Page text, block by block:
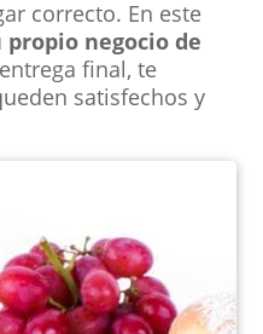
correcto. En este
negocio de
final, te
satisfechos y